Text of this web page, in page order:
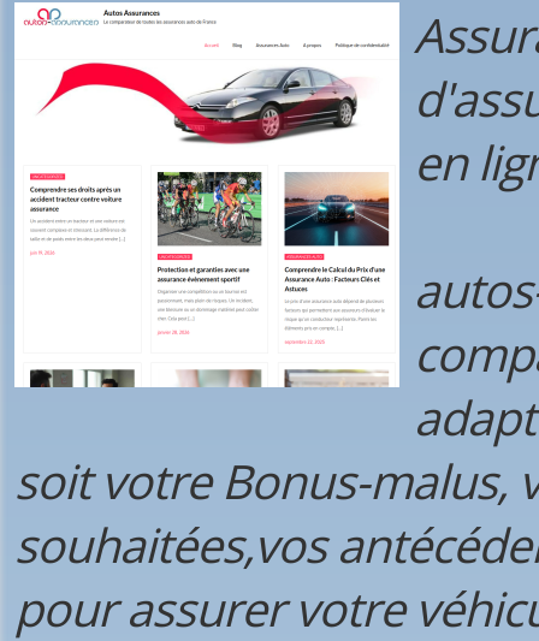
en
soit votre Bonus-malus,
souhaitées,vos
pour assurer votre